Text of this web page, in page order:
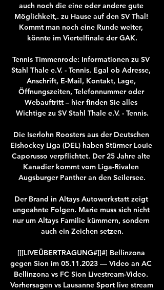
auch noch die eine oder andere gute
Möglichkeit,. zu Hause auf den SV Thal!
Kommt man noch eine Runde weiter,
könnte im Viertelfinale der GAK.
Tennis Timmenrode: Informationen zu SV
Stahl Thale e.V. - Tennis. Egal ob Adresse,
Anschrift, E-Mail, Kontakt, Lage,
Öffnungszeiten, Telefonnummer oder
Webauftritt – hier finden Sie alles
Wichtige zu SV Stahl Thale e.V. - Tennis.
Die Iserlohn Roosters aus der Deutschen
Eishockey Liga (DEL) haben Stürmer Louie
Caporusso verpflichtet. Der 25 Jahre alte
Kanadier kommt vom Liga-Rivalen
Augsburger Panther an den Seilersee.
Der Brand in Altays Autowerkstatt zeigt
ungeahnte Folgen. Marie muss sich nicht
nur um Altays Familie kümmern, sondern
auch ein Zeichen setzen.
[[[LIVEÜBERTRAGUNG#]]#] Bellinzona
gegen Sion im 05.11.2023 — Video an AC
Bellinzona vs FC Sion Livestream-Video.
Vorhersagen vs Lausanne Sport live stream